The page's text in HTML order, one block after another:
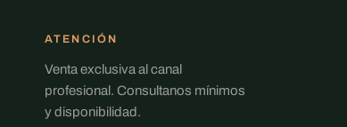
ATENCIÓN
Venta exclusiva al canal
profesional. Consultanos mínimos
y disponibilidad.